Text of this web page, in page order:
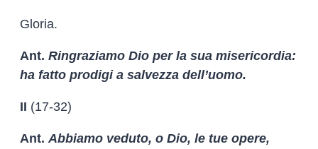
Gloria.
Ant. Ringraziamo Dio per la sua misericordia:
ha fatto prodigi a salvezza dell’uomo.
II (17-32)
Ant. Abbiamo veduto, o Dio, le tue opere,